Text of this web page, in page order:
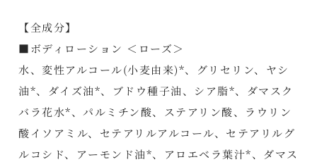
【全成分】
■ボディローション ＜ローズ＞
水、変性アルコール(小麦由来)*、グリセリン、ヤシ
油*、ダイズ油*、ブドウ種子油、シア脂*、ダマスク
バラ花水*、パルミチン酸、ステアリン酸、ラウリン
酸イソアミル、セテアリルアルコール、セテアリルグ
ルコシド、アーモンド油*、アロエベラ葉汁*、ダマス